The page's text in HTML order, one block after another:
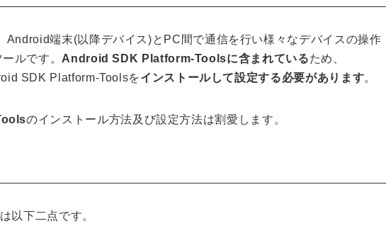
端末(以降デバイス)とPC間で通信を行い様々なデバイスの操作
ルです。 Android SDK Platform-Toolsに含まれているため、
SDK Platform-Toolsをインストールして設定する必要があります。
のインストール方法及び設定方法は割愛します。
以下二点です。